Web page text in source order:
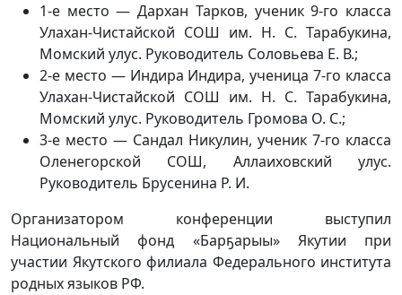
1-е место — Дархан Тарков, ученик 9-го класса
Улахан-Чистайской СОШ им. Н. С. Тарабукина,
Момский улус. Руководитель Соловьева Е. В.;
2-е место — Индира Индира, ученица 7-го класса
Улахан-Чистайской СОШ им. Н. С. Тарабукина,
Момский улус. Руководитель Громова О. С.;
3-е место — Сандал Никулин, ученик 7-го класса
Оленегорской СОШ, Аллаиховский улус.
Руководитель Брусенина Р. И.
Организатором конференции выступил
Национальный фонд «Барҕарыы» Якутии при
участии Якутского филиала Федерального института
родных языков РФ.